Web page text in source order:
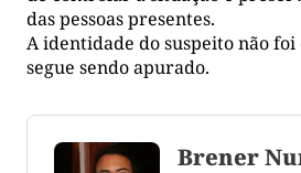
das pessoas presentes.
A identidade do suspeito não foi
segue sendo apurado.
Brener